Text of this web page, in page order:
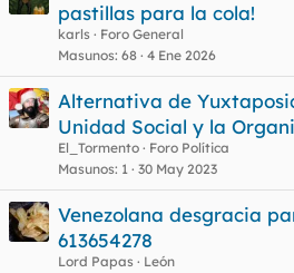
pastillas para la cola!
karls
Foro General
Masunos 68 4 Ene 2026
Alternativa de
Unidad Social y la
El_Tormento
Foro Política
Masunos 1 30 May 2023
Venezolana desgracia
613654278
Lord Papas
León